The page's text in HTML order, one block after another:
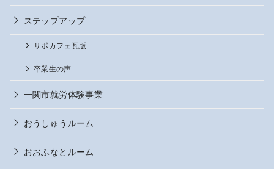
ステップアップ
サポカフェ瓦版
卒業生の声
一関市就労体験事業
おうしゅうルーム
おおふなとルーム